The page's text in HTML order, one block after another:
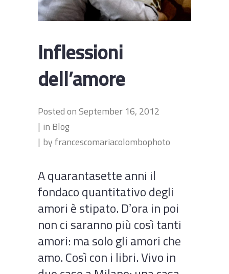
Inflessioni
dell’amore
Posted onSeptember 16, 2012
in Blog
by francescomariacolombophoto
A quarantasette anni il
fondaco quantitativo degli
amori è stipato. Dʼora in poi
non ci saranno più così tanti
amori: ma solo gli amori che
amo. Così con i libri. Vivo in